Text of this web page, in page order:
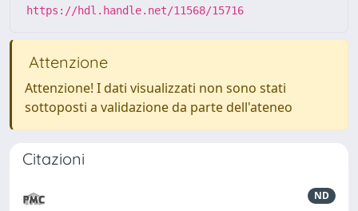
https://hdl.handle.net/11568/15716
Attenzione
Attenzione! I dati visualizzati non sono stati
sottoposti a validazione da parte dell'ateneo
Citazioni
ND